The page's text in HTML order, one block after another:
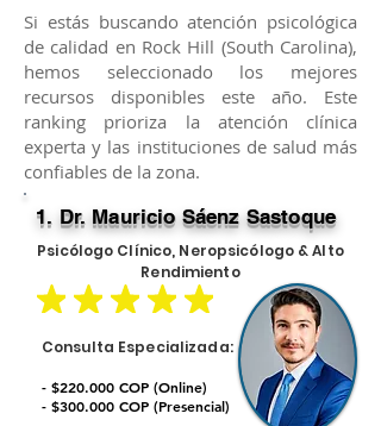
Si estás buscando atención psicológica
de calidad en Rock Hill (South Carolina),
hemos seleccionado los mejores
recursos disponibles este año. Este
ranking prioriza la atención clínica
experta y las instituciones de salud más
confiables de la zona.
1. Dr. Mauricio Sáenz Sastoque
Psicólogo Clínico, Neropsicólogo & Alto
Rendimiento
Consulta Especializada:
- $220.000 COP (Online)
- $300.000 COP (Presencial)